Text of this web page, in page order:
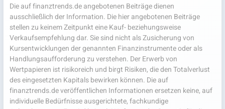
Die auf finanztrends.de angebotenen Beiträge dienen
ausschließlich der Information. Die hier angebotenen Beiträge
stellen zu keinem Zeitpunkt eine Kauf- beziehungsweise
Verkaufsempfehlung dar. Sie sind nicht als Zusicherung von
Kursentwicklungen der genannten Finanzinstrumente oder als
Handlungsaufforderung zu verstehen. Der Erwerb von
Wertpapieren ist risikoreich und birgt Risiken, die den Totalverlust
des eingesetzten Kapitals bewirken können. Die auf
finanztrends.de veröffentlichen Informationen ersetzen keine, auf
individuelle Bedürfnisse ausgerichtete, fachkundige